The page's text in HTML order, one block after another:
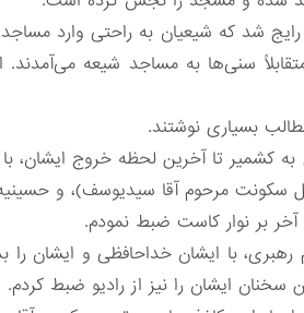
رایج شد که شیعیان به راحتی
سنی‌ها به مساجد شیعه
بسیاری نوشتند.
به کشمیر تا آخرین لحظه خروج
سکونت مرحوم آقا سیدیوسف)، و
آخر بر نوار کاست ضبط نمودم.
24 ساعته مقام رهبری، با ایشان
ایشان را نیز از رادیو ضبط کردم.